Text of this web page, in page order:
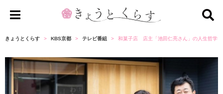
ょ
と
く
ら
きょうとくらす KBS京都 テレビ番組 和菓子店 店主「池田仁亮さん」の人生哲学